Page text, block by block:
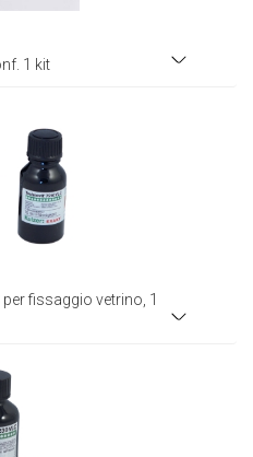
1 kit
fissaggio vetrino, 1